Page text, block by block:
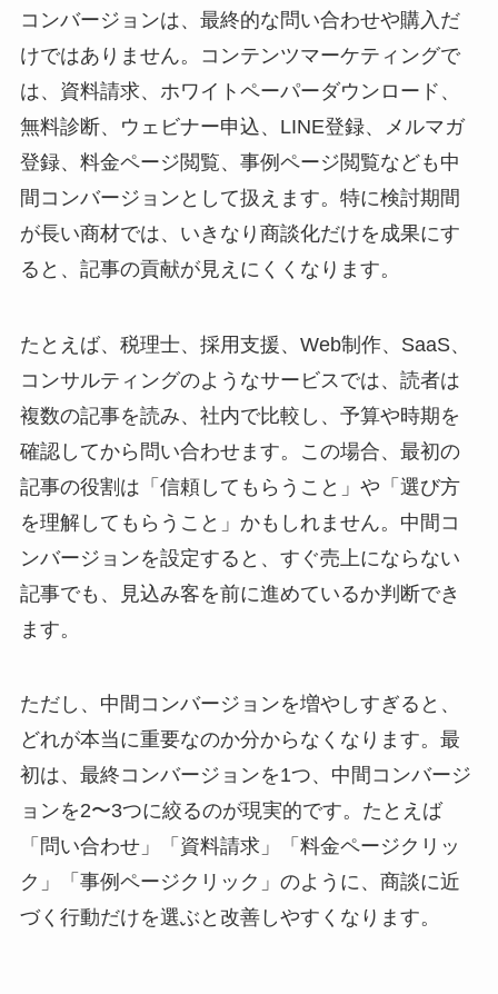
コンバージョンは、最終的な問い合わせや購入だ
けではありません。コンテンツマーケティングで
は、資料請求、ホワイトペーパーダウンロード、
無料診断、ウェビナー申込、LINE登録、メルマガ
登録、料金ページ閲覧、事例ページ閲覧なども中
間コンバージョンとして扱えます。特に検討期間
が長い商材では、いきなり商談化だけを成果にす
ると、記事の貢献が見えにくくなります。
たとえば、税理士、採用支援、Web制作、SaaS、
コンサルティングのようなサービスでは、読者は
複数の記事を読み、社内で比較し、予算や時期を
確認してから問い合わせます。この場合、最初の
記事の役割は「信頼してもらうこと」や「選び方
を理解してもらうこと」かもしれません。中間コ
ンバージョンを設定すると、すぐ売上にならない
記事でも、見込み客を前に進めているか判断でき
ます。
ただし、中間コンバージョンを増やしすぎると、
どれが本当に重要なのか分からなくなります。最
初は、最終コンバージョンを1つ、中間コンバージ
ョンを2〜3つに絞るのが現実的です。たとえば
「問い合わせ」「資料請求」「料金ページクリッ
ク」「事例ページクリック」のように、商談に近
づく行動だけを選ぶと改善しやすくなります。